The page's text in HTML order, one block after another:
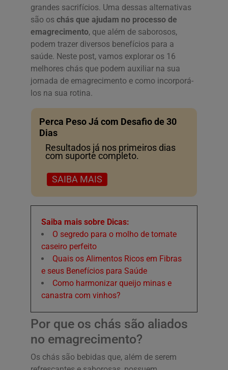
grandes sacrifícios. Uma dessas alternativas
são os chás que ajudam no processo de
emagrecimento, que além de saborosos,
podem trazer diversos benefícios para a
saúde. Neste post, vamos explorar os 16
melhores chás que podem auxiliar na sua
jornada de emagrecimento e como incorporá-
los na sua rotina.
Perca Peso Já com Desafio de 30
Dias
Resultados já nos primeiros dias
com suporte completo.
SAIBA MAIS
Saiba mais sobre Dicas:
O segredo para o molho de tomate
caseiro perfeito
Quais os Alimentos Ricos em Fibras
e seus Benefícios para Saúde
Como harmonizar queijo minas e
canastra com vinhos?
Por que os chás são aliados
no emagrecimento?
Os chás são bebidas que, além de serem